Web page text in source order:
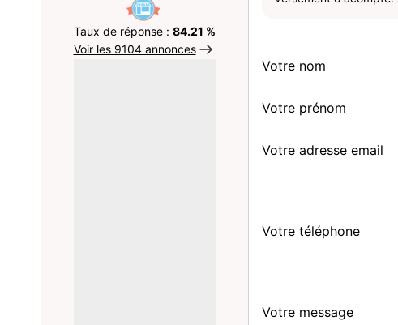
Taux de réponse : 84.21 %
Voir les 9104 annonces
Votre nom
Votre prénom
Votre adresse email
Votre téléphone
Votre message